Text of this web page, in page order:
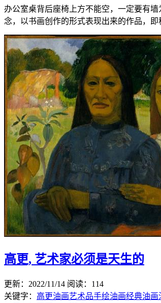
办公室桌背后座椅上方不能空，一定要有
念，以书画创作的形式表现出来的作品，
高更, 艺术家必须是天生的
更新：2022/11/14 阅读：114
关键字： 高更油画艺术品手绘油画经典油画